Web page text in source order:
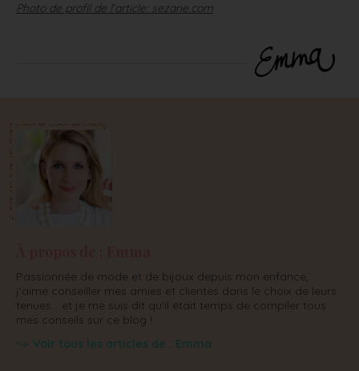
Photo de profil de l’article: sezane.com
Passionnée de mode et de bijoux depuis mon enfance,
j'aime conseiller mes amies et clientes dans le choix de leurs
tenues... et je me suis dit qu'il était temps de compiler tous
mes conseils sur ce blog !
Voir tous les articles de : Emma